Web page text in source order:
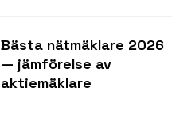
Bästa nätmäklare 2026
— jämförelse av
aktiemäklare